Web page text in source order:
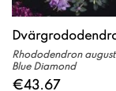
Rhododendron
Blue Diamond
€43.67